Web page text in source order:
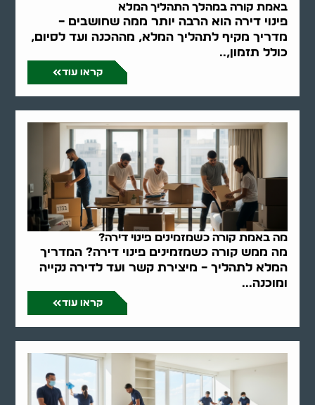
באמת קורה במהלך התהליך המלא
פינוי דירה הוא הרבה יותר ממה שחושבים –
מדריך מקיף לתהליך המלא, מההכנה ועד לסיום,
כולל תזמון,..
קראו עוד
מה באמת קורה כשמזמינים פינוי דירה?
מה ממש קורה כשמזמינים פינוי דירה? המדריך
המלא לתהליך – מיצירת קשר ועד לדירה נקייה
ומוכנה...
קראו עוד